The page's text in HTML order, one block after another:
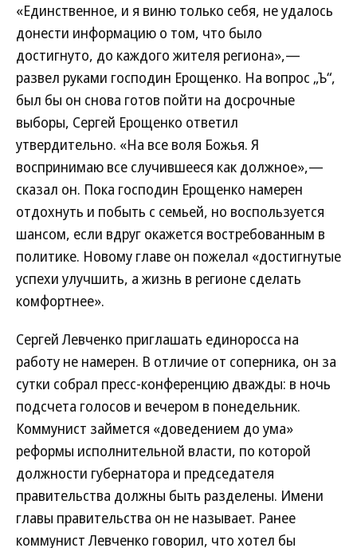
«Единственное, и я виню только себя, не удалось
донести информацию о том, что было
достигнуто, до каждого жителя региона»,—
развел руками господин Ерощенко. На вопрос „Ъ“,
был бы он снова готов пойти на досрочные
выборы, Сергей Ерощенко ответил
утвердительно. «На все воля Божья. Я
воспринимаю все случившееся как должное»,—
сказал он. Пока господин Ерощенко намерен
отдохнуть и побыть с семьей, но воспользуется
шансом, если вдруг окажется востребованным в
политике. Новому главе он пожелал «достигнутые
успехи улучшить, а жизнь в регионе сделать
комфортнее».
Сергей Левченко приглашать единоросса на
работу не намерен. В отличие от соперника, он за
сутки собрал пресс-конференцию дважды: в ночь
подсчета голосов и вечером в понедельник.
Коммунист займется «доведением до ума»
реформы исполнительной власти, по которой
должности губернатора и председателя
правительства должны быть разделены. Имени
главы правительства он не называет. Ранее
коммунист Левченко говорил, что хотел бы